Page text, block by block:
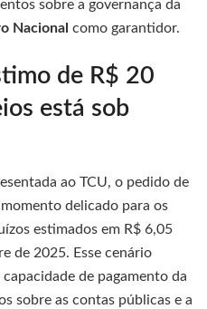
sobre a governança da
Nacional como garantidor.
de R$ 20
está sob
ao TCU, o pedido de
delicado para os
estimados em R$ 6,05
de 2025. Esse cenário
de pagamento da
sobre as contas públicas e a